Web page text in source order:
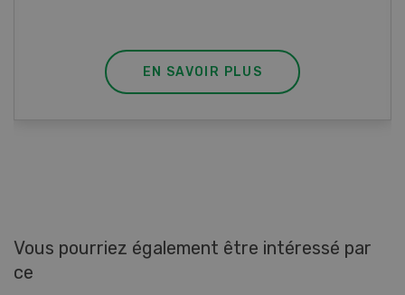
EN SAVOIR PLUS
Vous pourriez également être intéressé par
ce